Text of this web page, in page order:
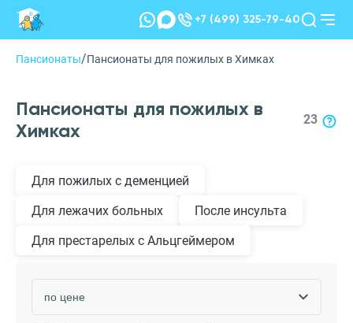
+7 (499) 325-79-40
Пансионаты/Пансионаты для пожилых в Химках
Пансионаты для пожилых в
Химках
23
Для пожилых с деменцией
Для лежачих больных
После инсульта
Для престарелых с Альцгеймером